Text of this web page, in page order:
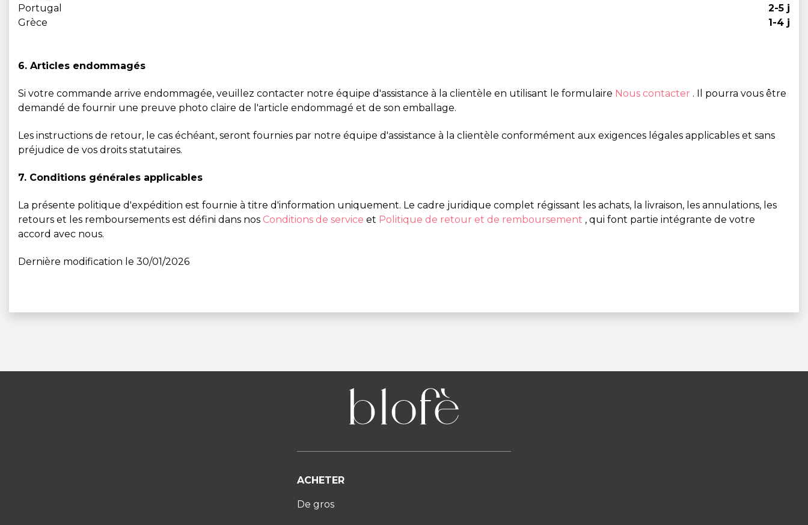
Portugal
2-5 j
Grèce
1-4 j
6. Articles endommagés
Si votre commande arrive endommagée, veuillez contacter notre équipe d'assistance à la clientèle en utilisant le formulaire Nous contacter . Il pourra vous être
demandé de fournir une preuve photo claire de l'article endommagé et de son emballage.
Les instructions de retour, le cas échéant, seront fournies par notre équipe d'assistance à la clientèle conformément aux exigences légales applicables et sans
préjudice de vos droits statutaires.
7. Conditions générales applicables
La présente politique d'expédition est fournie à titre d'information uniquement. Le cadre juridique complet régissant les achats, la livraison, les annulations, les
retours et les remboursements est défini dans nos Conditions de service et Politique de retour et de remboursement , qui font partie intégrante de votre
accord avec nous.
Dernière modification le 30/01/2026
ACHETER
De gros